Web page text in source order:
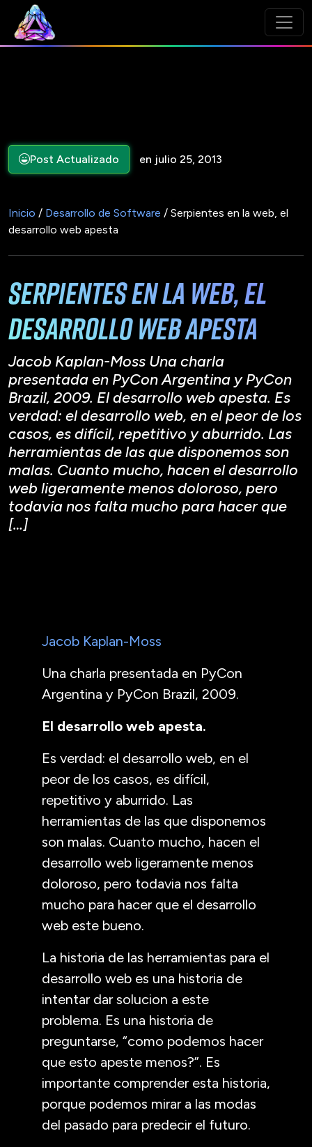
Post Actualizado en julio 25, 2013
Inicio / Desarrollo de Software / Serpientes en la web, el
desarrollo web apesta
Serpientes en la web, el
desarrollo web apesta
Jacob Kaplan-Moss Una charla
presentada en PyCon Argentina y PyCon
Brazil, 2009. El desarrollo web apesta. Es
verdad: el desarrollo web, en el peor de los
casos, es difícil, repetitivo y aburrido. Las
herramientas de las que disponemos son
malas. Cuanto mucho, hacen el desarrollo
web ligeramente menos doloroso, pero
todavia nos falta mucho para hacer que
[…]
Jacob Kaplan-Moss
Una charla presentada en PyCon
Argentina y PyCon Brazil, 2009.
El desarrollo web apesta.
Es verdad: el desarrollo web, en el
peor de los casos, es difícil,
repetitivo y aburrido. Las
herramientas de las que disponemos
son malas. Cuanto mucho, hacen el
desarrollo web ligeramente menos
doloroso, pero todavia nos falta
mucho para hacer que el desarrollo
web este bueno.
La historia de las herramientas para el
desarrollo web es una historia de
intentar dar solucion a este
problema. Es una historia de
preguntarse, “como podemos hacer
que esto apeste menos?”. Es
importante comprender esta historia,
porque podemos mirar a las modas
del pasado para predecir el futuro.